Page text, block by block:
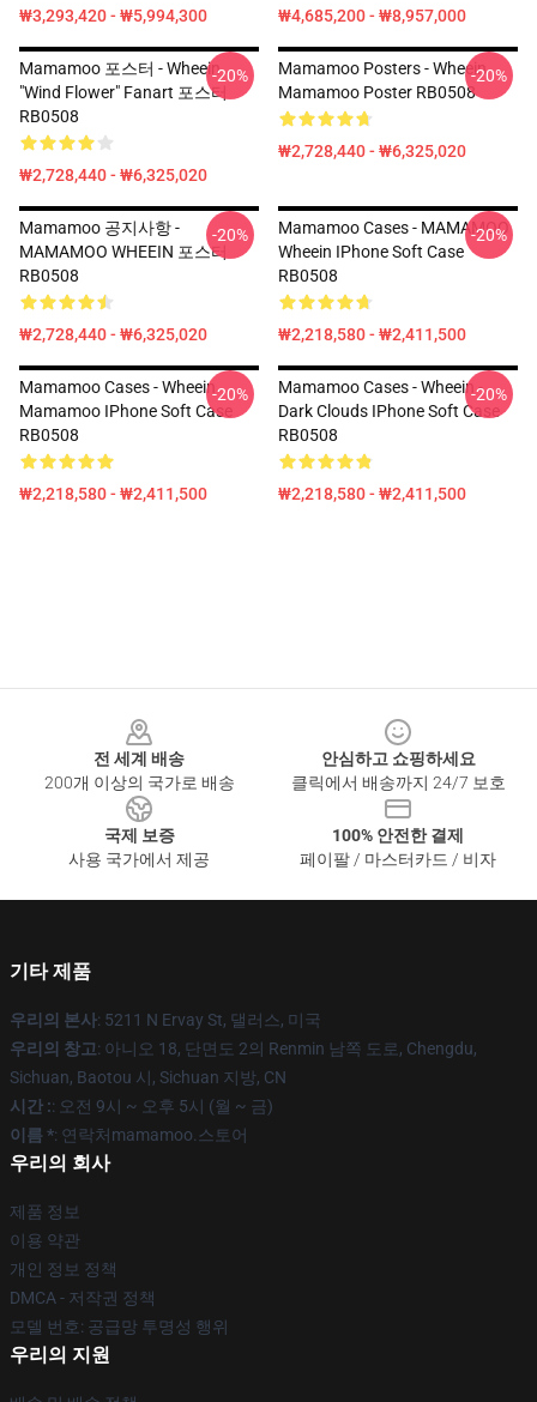
₩3,293,420 - ₩5,994,300 ₩4,685,200 - ₩8,957,000
Mamamoo 포스터 - Wheein
"Wind Flower" Fanart 포스터
RB0508
₩2,728,440 - ₩6,325,020
-20%
Mamamoo Posters - Wheein
Mamamoo Poster RB0508
₩2,728,440 - ₩6,325,020
-20%
Mamamoo 공지사항 -
MAMAMOO WHEEIN 포스터
RB0508
₩2,728,440 - ₩6,325,020
-20%
Mamamoo Cases - MAMAMOO
Wheein IPhone Soft Case
RB0508
₩2,218,580 - ₩2,411,500
-20%
Mamamoo Cases - Wheein
Mamamoo IPhone Soft Case
RB0508
₩2,218,580 - ₩2,411,500
-20%
Mamamoo Cases - Wheein -
Dark Clouds IPhone Soft Case
RB0508
₩2,218,580 - ₩2,411,500
-20%
전 세계 배송
200개 이상의 국가로 배송
안심하고 쇼핑하세요
클릭에서 배송까지 24/7 보호
국제 보증
사용 국가에서 제공
100% 안전한 결제
페이팔 / 마스터카드 / 비자
기타 제품
우리의 본사: 5211 N Ervay St, 댈러스, 미국
우리의 창고: 아니오 18, 단면도 2의 Renmin 남쪽 도로, Chengdu,
Sichuan, Baotou 시, Sichuan 지방, CN
시간 :: 오전 9시 ~ 오후 5시 (월 ~ 금)
이름 *: 연락처mamamoo.스토어
우리의 회사
제품 정보
이용 약관
개인 정보 정책
DMCA - 저작권 정책
모델 번호: 공급망 투명성 행위
우리의 지원